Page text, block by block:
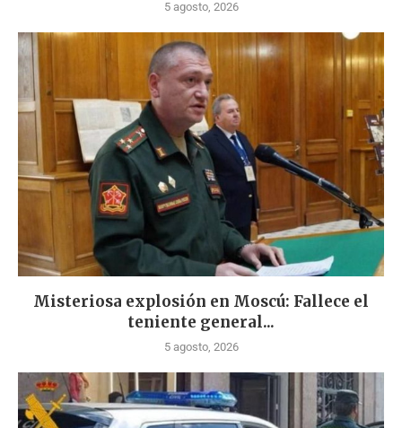
5 agosto, 2026
Misteriosa explosión en Moscú: Fallece el
teniente general...
5 agosto, 2026